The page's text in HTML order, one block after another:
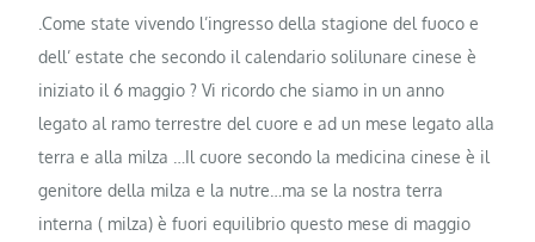
.Come state vivendo l’ingresso della stagione del fuoco e
dell’ estate che secondo il calendario solilunare cinese è
iniziato il 6 maggio ? Vi ricordo che siamo in un anno
legato al ramo terrestre del cuore e ad un mese legato alla
terra e alla milza …Il cuore secondo la medicina cinese è il
genitore della milza e la nutre…ma se la nostra terra
interna ( milza) è fuori equilibrio questo mese di maggio